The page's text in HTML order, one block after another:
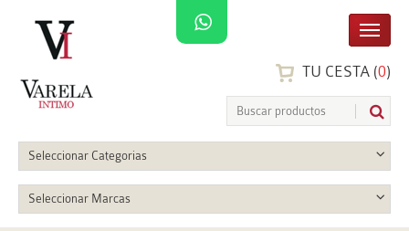
TU CESTA (0)
Seleccionar Categorias
Seleccionar Marcas